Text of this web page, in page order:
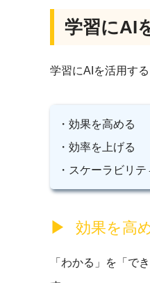
学習にAI
学習にAIを活用す
・効果を高める
・効率を上げる
・スケーラビリ
効果を高
「わかる」を「で